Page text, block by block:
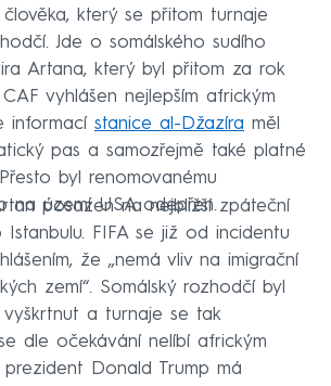
který se přitom turnaje
Jde o somálského sudího
Artana, který byl přitom za rok
vyhlášen nejlepším africkým
informací stanice al-Džazíra měl
pas a samozřejmě také platné
byl renomovanému
na území USA odepřen.
posazen na nejbližší zpáteční
FIFA se již od incidentu
že „nemá vliv na imigrační
zemí“. Somálský rozhodčí byl
vyškrtnut a turnaje se tak
dle očekávání nelíbí africkým
prezident Donald Trump má